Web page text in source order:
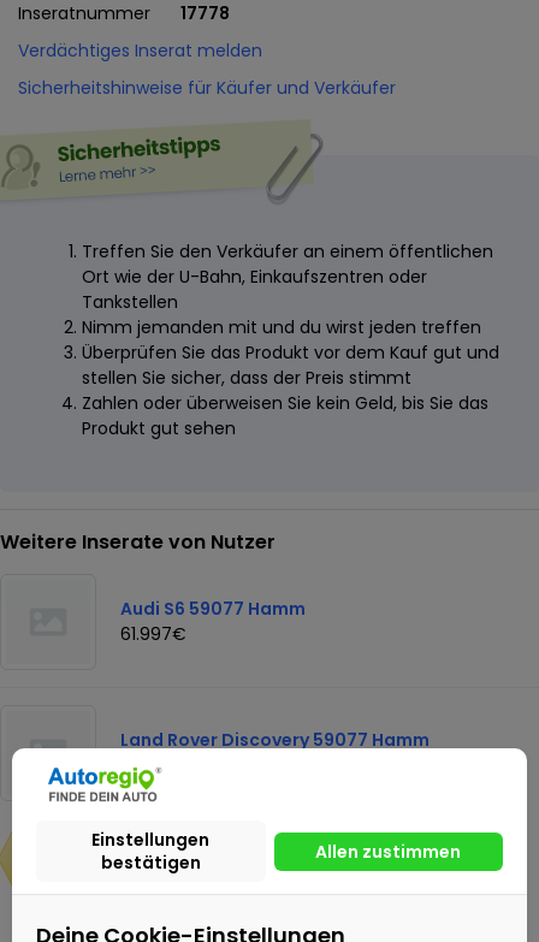
Deine Cookie-Einstellungen
Inseratnummer
17778
Verdächtiges Inserat melden
Sicherheitshinweise für Käufer und Verkäufer
Treffen Sie den Verkäufer an einem öffentlichen
Ort wie der U-Bahn, Einkaufszentren oder
Tankstellen
Nimm jemanden mit und du wirst jeden treffen
Überprüfen Sie das Produkt vor dem Kauf gut und
stellen Sie sicher, dass der Preis stimmt
Zahlen oder überweisen Sie kein Geld, bis Sie das
Produkt gut sehen
Weitere Inserate von Nutzer
Audi S6 59077 Hamm
61.997€
Land Rover Discovery 59077 Hamm
38.997€
68.377€